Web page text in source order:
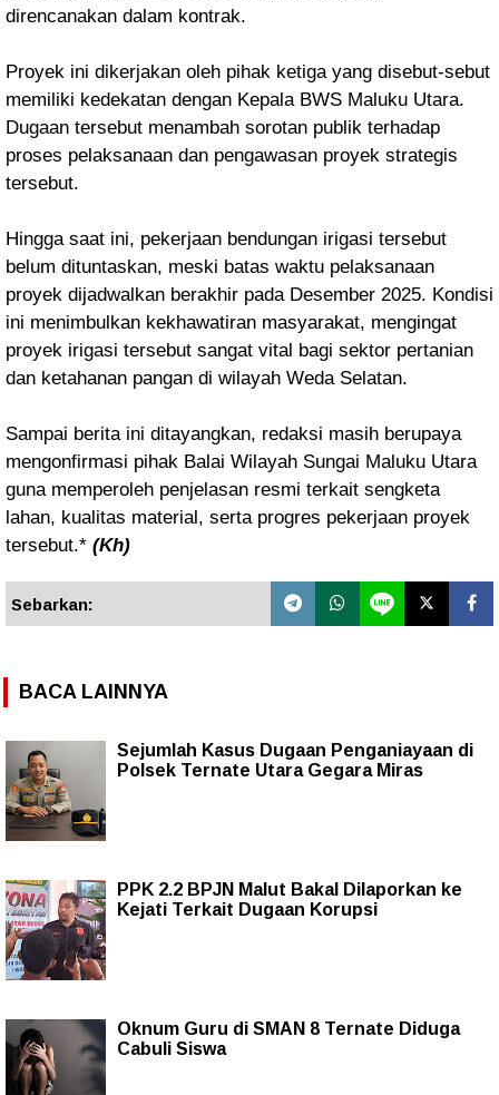
direncanakan dalam kontrak.
Proyek ini dikerjakan oleh pihak ketiga yang disebut-sebut
memiliki kedekatan dengan Kepala BWS Maluku Utara.
Dugaan tersebut menambah sorotan publik terhadap
proses pelaksanaan dan pengawasan proyek strategis
tersebut.
Hingga saat ini, pekerjaan bendungan irigasi tersebut
belum dituntaskan, meski batas waktu pelaksanaan
proyek dijadwalkan berakhir pada Desember 2025. Kondisi
ini menimbulkan kekhawatiran masyarakat, mengingat
proyek irigasi tersebut sangat vital bagi sektor pertanian
dan ketahanan pangan di wilayah Weda Selatan.
Sampai berita ini ditayangkan, redaksi masih berupaya
mengonfirmasi pihak Balai Wilayah Sungai Maluku Utara
guna memperoleh penjelasan resmi terkait sengketa
lahan, kualitas material, serta progres pekerjaan proyek
tersebut.* (Kh)
Sebarkan:
BACA LAINNYA
Sejumlah Kasus Dugaan Penganiayaan di
Polsek Ternate Utara Gegara Miras
PPK 2.2 BPJN Malut Bakal Dilaporkan ke
Kejati Terkait Dugaan Korupsi
Oknum Guru di SMAN 8 Ternate Diduga
Cabuli Siswa